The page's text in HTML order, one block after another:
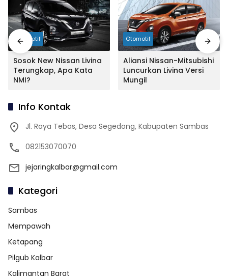
Otomotif
Sosok New Nissan Livina
Terungkap, Apa Kata
NMI?
Otomotif
Aliansi Nissan-Mitsubishi
Luncurkan Livina Versi
Mungil
Info Kontak
Jl. Raya Tebas, Desa Segedong, Kabupaten Sambas
082153070070
jejaringkalbar@gmail.com
Kategori
Sambas
Mempawah
Ketapang
Pilgub Kalbar
Kalimantan Barat